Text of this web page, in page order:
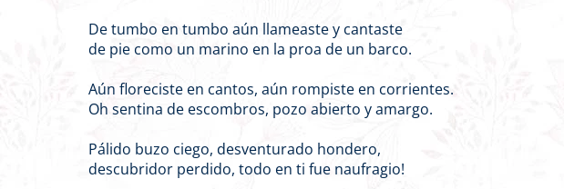
De tumbo en tumbo aún llameaste y cantaste
de pie como un marino en la proa de un barco.
Aún floreciste en cantos, aún rompiste en corrientes.
Oh sentina de escombros, pozo abierto y amargo.
Pálido buzo ciego, desventurado hondero,
descubridor perdido, todo en ti fue naufragio!